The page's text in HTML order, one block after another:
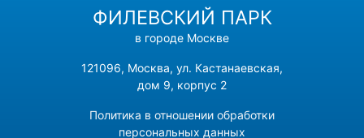
ФИЛЕВСКИЙ ПАРК
в городе Москве
121096, Москва, ул. Кастанаевская,
дом 9, корпус 2
Политика в отношении обработки
персональных данных